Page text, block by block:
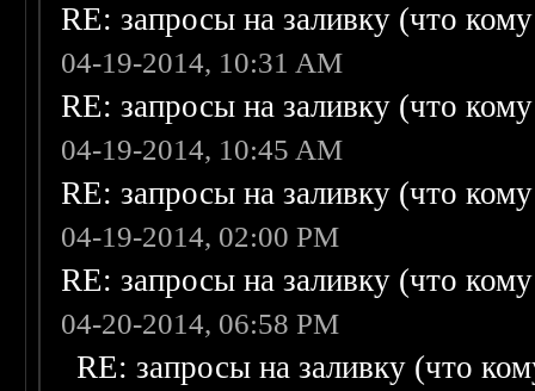
RE: запросы на заливку (что
04-19-2014, 10:31 AM
RE: запросы на заливку (что
04-19-2014, 10:45 AM
RE: запросы на заливку (что
04-19-2014, 02:00 PM
RE: запросы на заливку (что
04-20-2014, 06:58 PM
RE: запросы на заливку (что